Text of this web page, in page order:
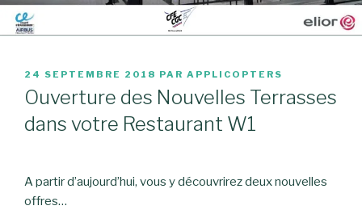
PUBLIÉ
LE
24 SEPTEMBRE 2018 PAR APPLICOPTERS
Ouverture des Nouvelles Terrasses
dans votre Restaurant W1
A partir d’aujourd’hui, vous y découvrirez deux nouvelles
offres…